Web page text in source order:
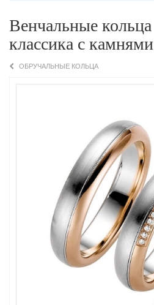
Венчальные кольца
классика с камнями
ОБРУЧАЛЬНЫЕ КОЛЬЦА